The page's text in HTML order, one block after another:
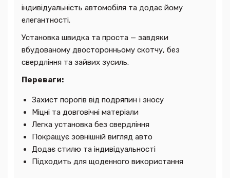
індивідуальність автомобіля та додає йому
елегантності.
Установка швидка та проста — завдяки
вбудованому двосторонньому скотчу, без
свердління та зайвих зусиль.
Переваги:
Захист порогів від подряпин і зносу
Міцні та довговічні матеріали
Легка установка без свердління
Покращує зовнішній вигляд авто
Додає стилю та індивідуальності
Підходить для щоденного використання